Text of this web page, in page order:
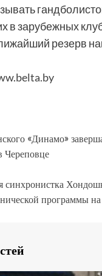
в зарубежных
резерв
«Динамо»
Череповце
синхронистка
программы